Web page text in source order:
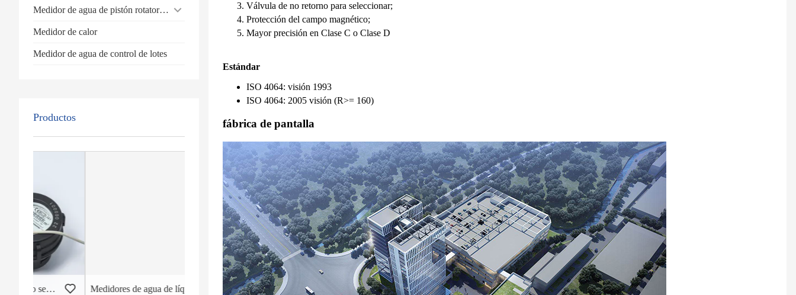
Medidor de agua de pistón rotatorio volumétrico
Medidor de calor
Medidor de agua de control de lotes
Productos
Medidores de agua de líquido sellado Cuerpo de plástico tipo de chorro seco medidor de agua de múltiples Económico (modelo Itron) Medidor de agua ultrasónico de tamaño a granel
Válvula de no retorno para seleccionar;
Protección del campo magnético;
Mayor precisión en Clase C o Clase D
Estándar
ISO 4064: visión 1993
ISO 4064: 2005 visión (R>= 160)
fábrica de pantalla